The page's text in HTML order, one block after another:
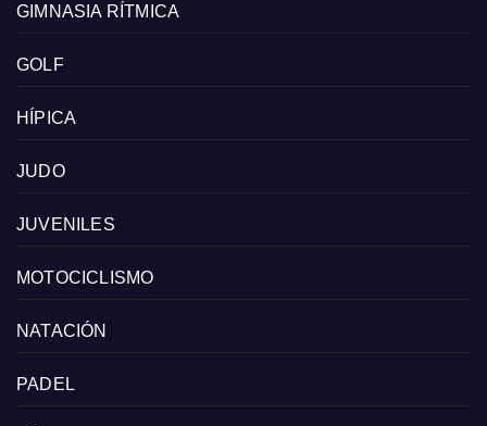
GIMNASIA RÍTMICA
GOLF
HÍPICA
JUDO
JUVENILES
MOTOCICLISMO
NATACIÓN
PADEL